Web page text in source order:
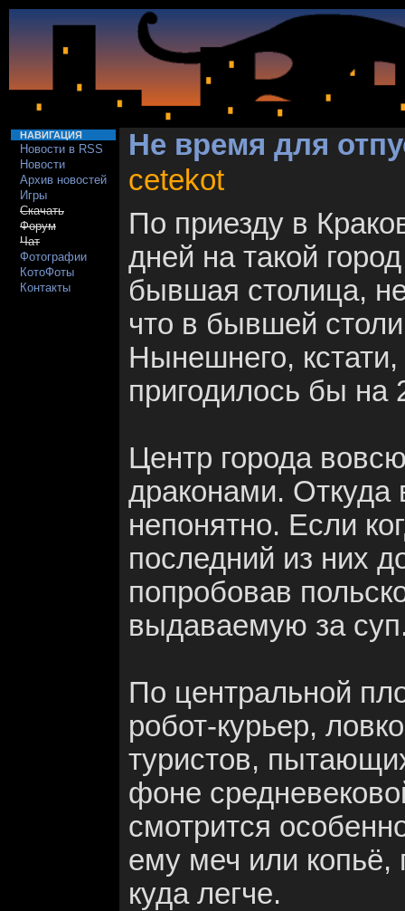
НАВИГАЦИЯ
Новости в RSS
Новости
Архив новостей
Игры
Скачать
Форум
Чат
Фотографии
КотоФоты
Контакты
Не время для
cetekot
По приезду в
дней на такой
бывшая столица,
что в бывшей
Нынешнего, кстати,
пригодилось бы на
Центр города
драконами. Откуда
непонятно. Если
последний из них
попробовав
выдаваемую за
По центральной
робот-курьер,
туристов,
фоне
смотрится
ему меч или
куда легче.